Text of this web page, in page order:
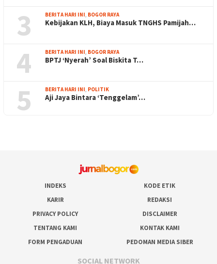
3 BERITA HARI INI BOGOR RAYA
Kebijakan KLH, Biaya Masuk TNGHS Pamijah…
4 BERITA HARI INI BOGOR RAYA
BPTJ ‘Nyerah’ Soal Biskita T…
5 BERITA HARI INI POLITIK
Aji Jaya Bintara ‘Tenggelam’…
INDEKS
KODE ETIK
KARIR
REDAKSI
PRIVACY POLICY
DISCLAIMER
TENTANG KAMI
KONTAK KAMI
FORM PENGADUAN
PEDOMAN MEDIA SIBER
SOCIAL NETWORK